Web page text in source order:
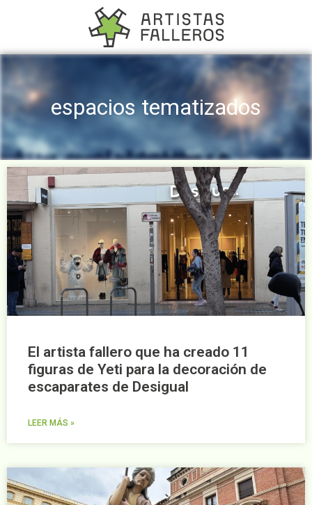
espacios tematizados
El artista fallero que ha creado 11
figuras de Yeti para la decoración de
escaparates de Desigual
LEER MÁS »